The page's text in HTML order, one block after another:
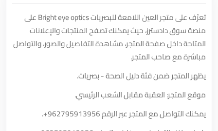
تعرّف على متجر العين اللامعة للبصريات Bright eye optics على
منصة سوق دادسترز، حيث يمكنك تصفح المنتجات والإعلانات
المتاحة داخل صفحة المتجر، مشاهدة التفاصيل والصور، والتواصل
مباشرة مع صاحب المتجر.
يظهر المتجر ضمن فئة دليل الصحة - بصريات.
موقع المتجر: العقبة مقابل الشعب الرئيسي.
يمكنك التواصل مع المتجر عبر الرقم+962795913956
.